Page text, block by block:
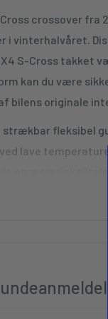
crossover fra
i vinterhalvåret.
S-Cross takket
kan du være
bilens originale
fleksibel
lave
udsættes for mest
er en
og gør
af